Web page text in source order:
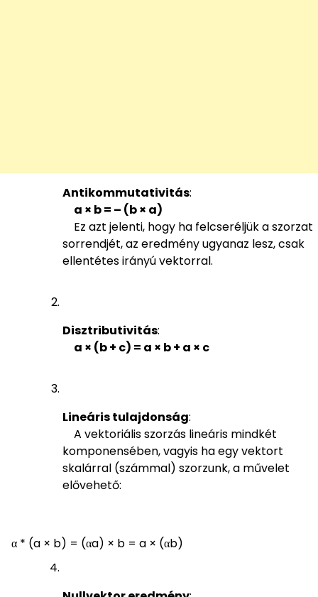
Antikommutativitás:
a × b = – (b × a)
Ez azt jelenti, hogy ha felcseréljük a szorzat
sorrendjét, az eredmény ugyanaz lesz, csak
ellentétes irányú vektorral.
Disztributivitás:
a × (b + c) = a × b + a × c
Lineáris tulajdonság:
A vektoriális szorzás lineáris mindkét
komponensében, vagyis ha egy vektort
skalárral (számmal) szorzunk, a művelet
elővehető:
α * (a × b) = (αa) × b = a × (αb)